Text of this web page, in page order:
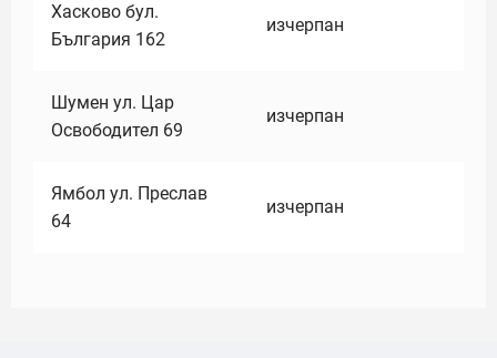
Хасково бул.
България 162
изчерпан
Шумен ул. Цар
Освободител 69
изчерпан
Ямбол ул. Преслав
64
изчерпан